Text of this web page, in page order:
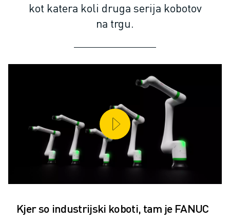
ROBOTI DELTA
ROBOTI ZA HRANO IN ČISTE PROSTORE
ROBOTI ZA PALETIRANJE
ROBODRILL KOMPAKTNI OBDELOVALNI CENTRI CNC
STROJNA OPREMA ROBODRILL
PROGRAMSKA OPREMA ROBODRILL
PREVENTIVNO VZDRŽEVANJE ROBODRILL
TRAJNOSTNI RAZVOJ ROBODRILL
ISKALNIK ROBOSHOT
kot katera koli druga serija kobotov
na trgu.
Kjer so industrijski koboti, tam je FANUC